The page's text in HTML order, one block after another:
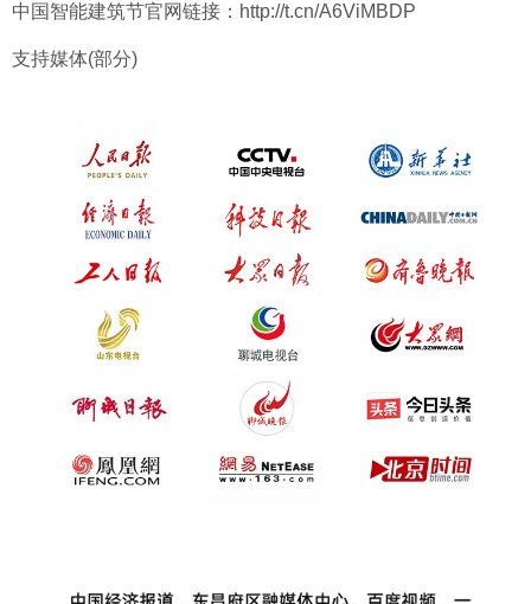
中国智能建筑节官网链接：http://t.cn/A6ViMBDP
支持媒体(部分)